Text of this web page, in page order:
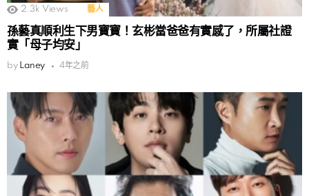
2.3k Views 藝人
孫藝真順利生下男寶寶！玄彬當爸爸有實感了，所屬社證
實「母子均安」
by Laney 4年之前